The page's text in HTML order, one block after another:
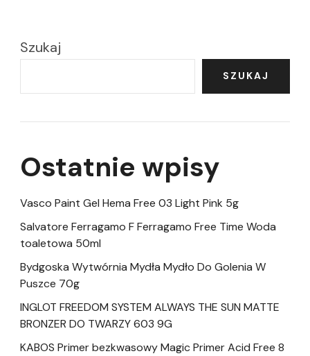
Szukaj
SZUKAJ
Ostatnie wpisy
Vasco Paint Gel Hema Free 03 Light Pink 5g
Salvatore Ferragamo F Ferragamo Free Time Woda
toaletowa 50ml
Bydgoska Wytwórnia Mydła Mydło Do Golenia W
Puszce 70g
INGLOT FREEDOM SYSTEM ALWAYS THE SUN MATTE
BRONZER DO TWARZY 603 9G
KABOS Primer bezkwasowy Magic Primer Acid Free 8